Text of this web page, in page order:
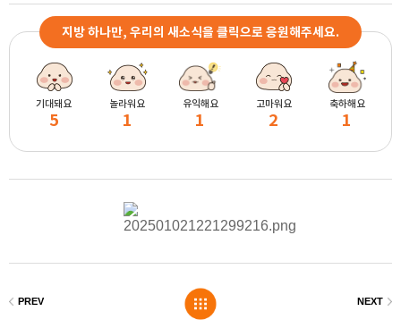
지방 하나만, 우리의 새소식을 클릭으로 응원해주세요.
기대돼요
5
놀라워요
1
유익해요
1
고마워요
2
축하해요
1